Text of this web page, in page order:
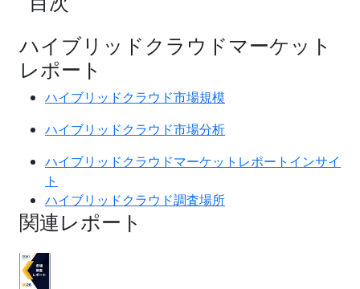
ハイブリッドクラウドマーケット
レポート
ハイブリッドクラウド市場規模
ハイブリッドクラウド市場分析
ハイブリッドクラウドマーケットレポートインサイ
ト
ハイブリッドクラウド調査場所
関連レポート